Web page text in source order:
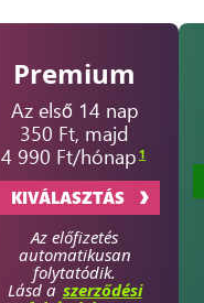
Premium
Az első 14 nap
350 Ft, majd
4 990 Ft/hónap 1
KIVÁLASZTÁS
Az előfizetés
automatikusan
folytatódik.
Lásd a szerződési